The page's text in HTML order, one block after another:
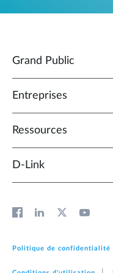
Grand Public
Entreprises
Ressources
D‑Link
Politique de confidentialité